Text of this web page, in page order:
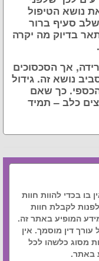
נושא הטיפול
סעיף ברור
בדיוק מה יקרה
אך הסכסוכים
נושא זה. גידול
כך שאם
כלב – תמיד
בו בכדי להוות חוות
לקבלת חוות
המופיע באתר זה.
דין מוסמך. אין
מסוג כלשהו לכל
באתר.